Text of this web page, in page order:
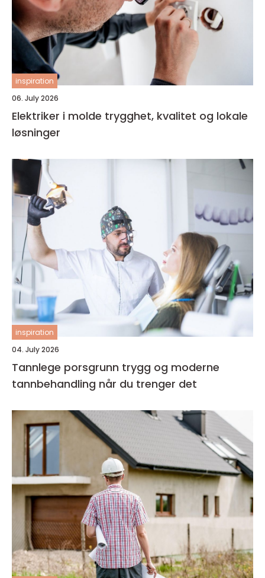
inspiration
06. July 2026
Elektriker i molde trygghet, kvalitet og lokale
løsninger
inspiration
04. July 2026
Tannlege porsgrunn trygg og moderne
tannbehandling når du trenger det